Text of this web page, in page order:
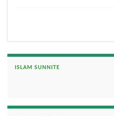
ISLAM SUNNITE